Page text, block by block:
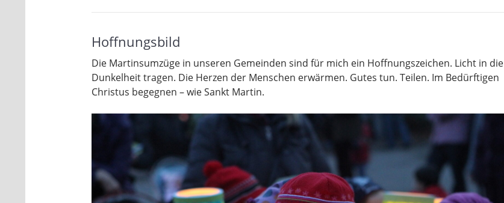
Hoffnungsbild
Die Martinsumzüge in unseren Gemeinden sind für mich ein Hoffnungszeichen. Licht in die
Dunkelheit tragen. Die Herzen der Menschen erwärmen. Gutes tun. Teilen. Im Bedürftigen
Christus begegnen – wie Sankt Martin.